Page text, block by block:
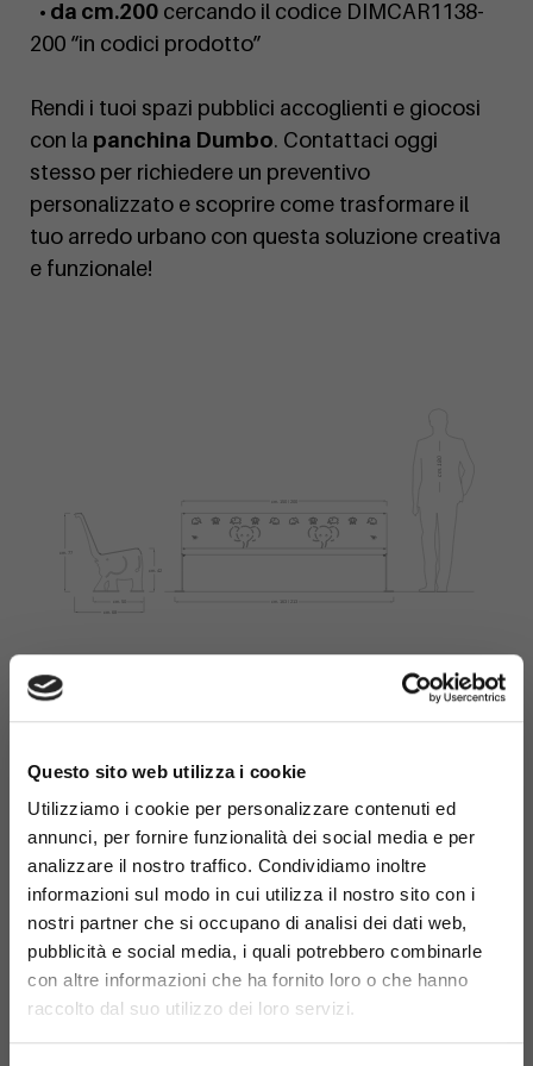
Questo sito web utilizza i cookie
Utilizziamo i cookie per personalizzare contenuti ed
annunci, per fornire funzionalità dei social media e per
analizzare il nostro traffico. Condividiamo inoltre
informazioni sul modo in cui utilizza il nostro sito con i
nostri partner che si occupano di analisi dei dati web,
pubblicità e social media, i quali potrebbero combinarle
con altre informazioni che ha fornito loro o che hanno
raccolto dal suo utilizzo dei loro servizi.
• da cm.200 cercando il codice DIMCAR1138-
200 “in codici prodotto”
Rendi i tuoi spazi pubblici accoglienti e giocosi
con la panchina Dumbo. Contattaci oggi
stesso per richiedere un preventivo
personalizzato e scoprire come trasformare il
tuo arredo urbano con questa soluzione creativa
e funzionale!
Materiali
Acciaio
zincato